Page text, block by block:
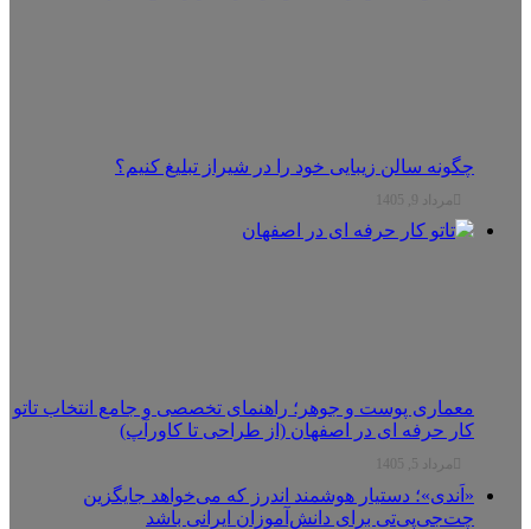
چگونه سالن زیبایی خود را در شیراز تبلیغ کنیم؟
مرداد 9, 1405
معماری پوست و جوهر؛ راهنمای تخصصی و جامع انتخاب تاتو
کار حرفه ای در اصفهان (از طراحی تا کاورآپ)
مرداد 5, 1405
«اَندی»؛ دستیار هوشمند اندرز که می‌خواهد جایگزین
چت‌جی‌پی‌تی برای دانش‌آموزان ایرانی باشد